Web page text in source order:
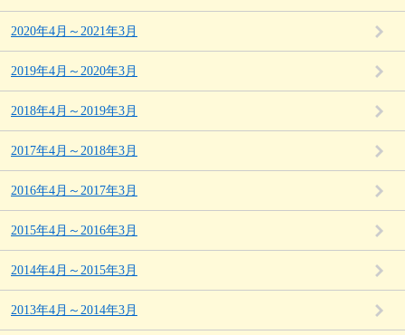
2020年4月～2021年3月
2019年4月～2020年3月
2018年4月～2019年3月
2017年4月～2018年3月
2016年4月～2017年3月
2015年4月～2016年3月
2014年4月～2015年3月
2013年4月～2014年3月